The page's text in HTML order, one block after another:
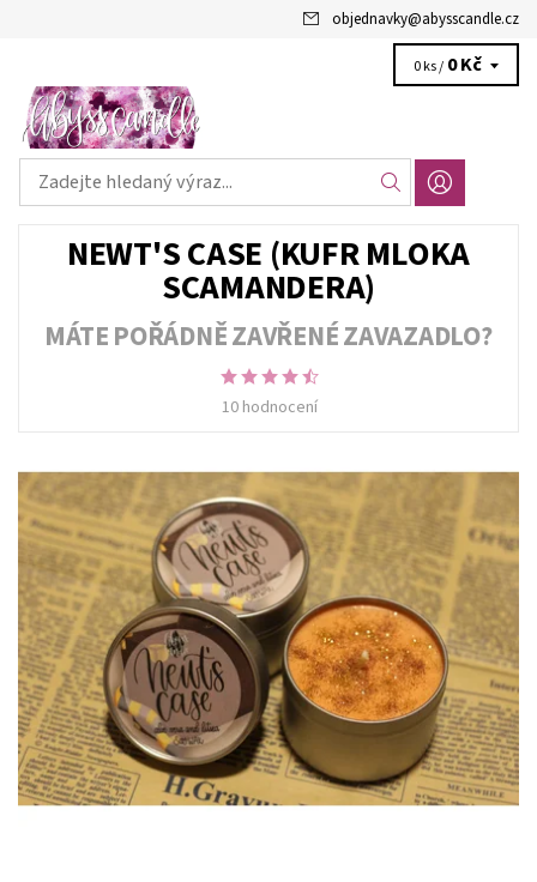
objednavky@abysscandle.cz
0 ks / 0 Kč
NEWT'S CASE (KUFR MLOKA
SCAMANDERA)
MÁTE POŘÁDNĚ ZAVŘENÉ ZAVAZADLO?
10 hodnocení